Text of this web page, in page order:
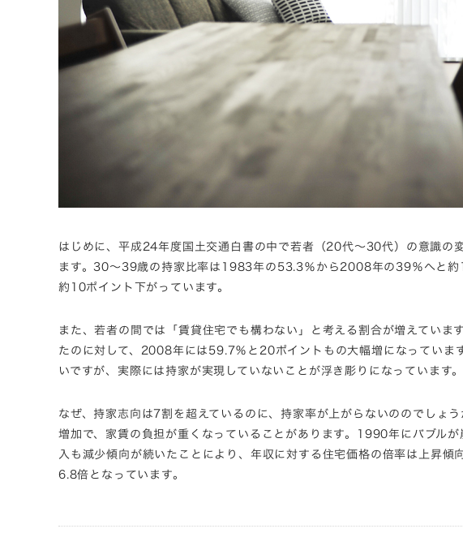
はじめに、平成24年度国土交通白書の中で若者（20代〜30代）の意識の
ます。30～39歳の持家比率は1983年の53.3％から2008年の39％へと
約10ポイント下がっています。
また、若者の間では「賃貸住宅でも構わない」と考える割合が増えてい
たのに対して、2008年には59.7％と20ポイントもの大幅増になってい
いですが、実際には持家が実現していないことが浮き彫りになっています。
なぜ、持家志向は7割を超えているのに、持家率が上がらないののでしょ
増加で、家賃の負担が重くなっていることがあります。1990年にバブル
入も減少傾向が続いたことにより、年収に対する住宅価格の倍率は上昇
6.8倍となっています。